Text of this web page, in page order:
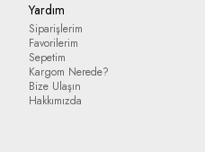
Yardım
Siparişlerim
Favorilerim
Sepetim
Kargom Nerede?
Bize Ulaşın
Hakkımızda